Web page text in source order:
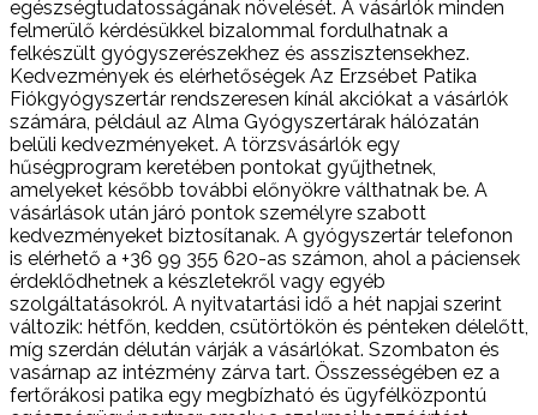
egészségtudatosságának növelését. A vásárlók minden
felmerülő kérdésükkel bizalommal fordulhatnak a
felkészült gyógyszerészekhez és asszisztensekhez.
Kedvezmények és elérhetőségek Az Erzsébet Patika
Fiókgyógyszertár rendszeresen kínál akciókat a vásárlók
számára, például az Alma Gyógyszertárak hálózatán
belüli kedvezményeket. A törzsvásárlók egy
hűségprogram keretében pontokat gyűjthetnek,
amelyeket később további előnyökre válthatnak be. A
vásárlások után járó pontok személyre szabott
kedvezményeket biztosítanak. A gyógyszertár telefonon
is elérhető a +36 99 355 620-as számon, ahol a páciensek
érdeklődhetnek a készletekről vagy egyéb
szolgáltatásokról. A nyitvatartási idő a hét napjai szerint
változik: hétfőn, kedden, csütörtökön és pénteken délelőtt,
míg szerdán délután várják a vásárlókat. Szombaton és
vasárnap az intézmény zárva tart. Összességében ez a
fertőrákosi patika egy megbízható és ügyfélközpontú